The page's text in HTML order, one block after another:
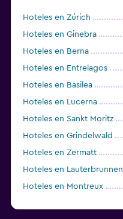
Hoteles en Zúrich
Hoteles en Ginebra
Hoteles en Berna
Hoteles en Entrelagos
Hoteles en Basilea
Hoteles en Lucerna
Hoteles en Sankt Moritz
Hoteles en Grindelwald
Hoteles en Zermatt
Hoteles en Lauterbrunnen
Hoteles en Montreux